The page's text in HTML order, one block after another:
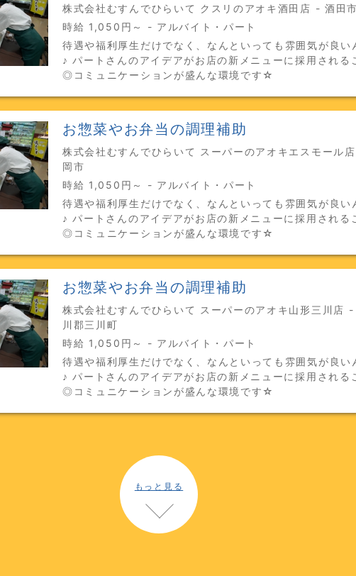
株式会社むすんでひらいて クスリのアオキ酒田店 - 酒田市
時給 1,050円～ - アルバイト・パート
待遇や福利厚生だけでなく、なんといっても雰囲気が良い
♪ パートさんのアイデアがお店の新メニューに採用される
◎コミュニケーションが盛んな環境です☆
お惣菜やお弁当の調理補助
株式会社むすんでひらいて スーパーのアオキエスモール
岡市
時給 1,050円～ - アルバイト・パート
待遇や福利厚生だけでなく、なんといっても雰囲気が良い
♪ パートさんのアイデアがお店の新メニューに採用される
◎コミュニケーションが盛んな環境です☆
お惣菜やお弁当の調理補助
株式会社むすんでひらいて スーパーのアオキ山形三川店 -
川郡三川町
時給 1,050円～ - アルバイト・パート
待遇や福利厚生だけでなく、なんといっても雰囲気が良い
♪ パートさんのアイデアがお店の新メニューに採用される
◎コミュニケーションが盛んな環境です☆
もっと見る